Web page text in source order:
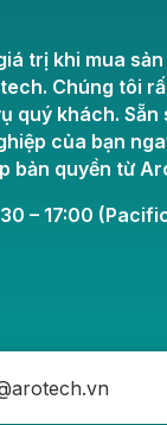
trị khi mua sản
Chúng tôi
quý khách. Sẵn
của bạn
bản quyền từ
– 17:00